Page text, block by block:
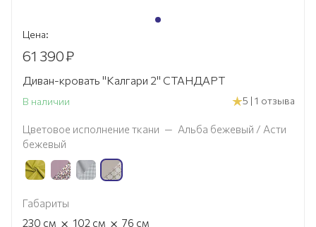
Цена:
61 390₽
Диван-кровать "Калгари 2" СТАНДАРТ
В наличии 5 | 1 отзыва
Цветовое исполнение ткани — Альба бежевый / Асти
бежевый
Габариты
230 см × 102 см × 76 см